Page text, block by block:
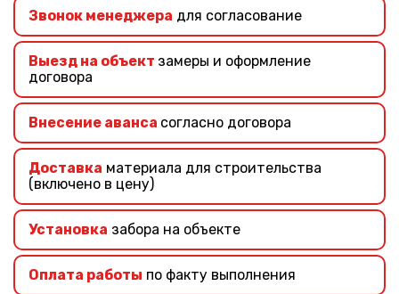
Звонок менеджера для согласование
Выезд на объект замеры и оформление
договора
Внесение аванса согласно договора
Доставка материала для строительства
(включено в цену)
Установка забора на объекте
Оплата работы по факту выполнения